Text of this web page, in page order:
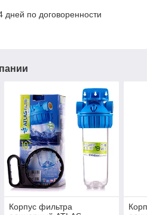
дней по договоренности
Корпус фильтра